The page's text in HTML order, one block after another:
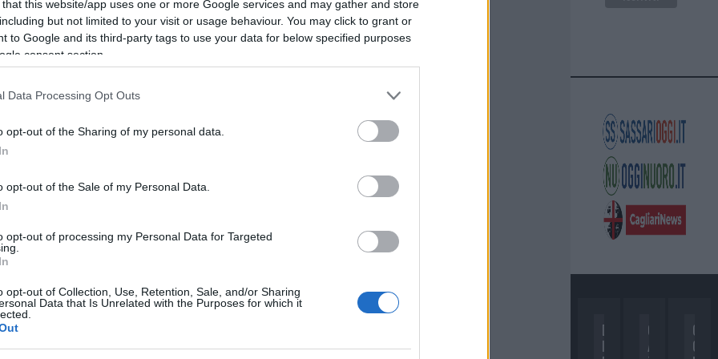
that this website/app uses one or more Google services and may gather and store
but not limited to your visit or usage behaviour. You may click to grant or
to Google and its third-party tags to use your data for below specified purposes
consent section.
Data Processing Opt Outs
opt-out of the Sharing of my personal data.
opt-out of the Sale of my Personal Data.
opt-out of processing my Personal Data for Targeted
opt-out of Collection, Use, Retention, Sale, and/or Sharing
Data that Is Unrelated with the Purposes for which it
l’Archivio Mario Cervo ospiterà una
e del divertimento con una
lingua logudorese e terranoese. Sul
Saba, protagoniste di uno spettacolo
e storie di vita quotidiana,
e autentico della Sardegna.
Ciuanna e Sisinnia, vicine di
ma separate da caratteri completamente
è una donna che ama apparire,
pronta a lasciarsi trasportare dalla
di Buddusò, è invece una figura
dotata di una lingua affilata e di una
pettegolezzo.
D
I
C
A
C
O